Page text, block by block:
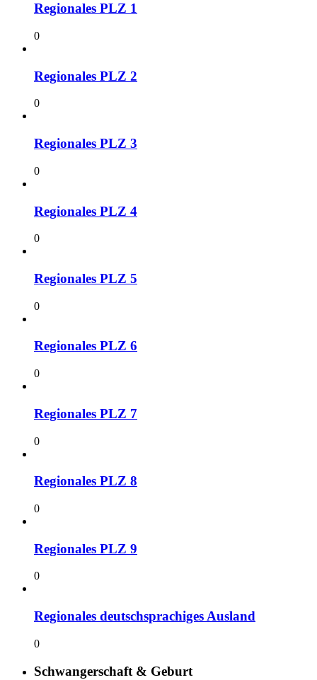
Regionales PLZ 1
0
Regionales PLZ 2
0
Regionales PLZ 3
0
Regionales PLZ 4
0
Regionales PLZ 5
0
Regionales PLZ 6
0
Regionales PLZ 7
0
Regionales PLZ 8
0
Regionales PLZ 9
0
Regionales deutschsprachiges Ausland
0
Schwangerschaft & Geburt